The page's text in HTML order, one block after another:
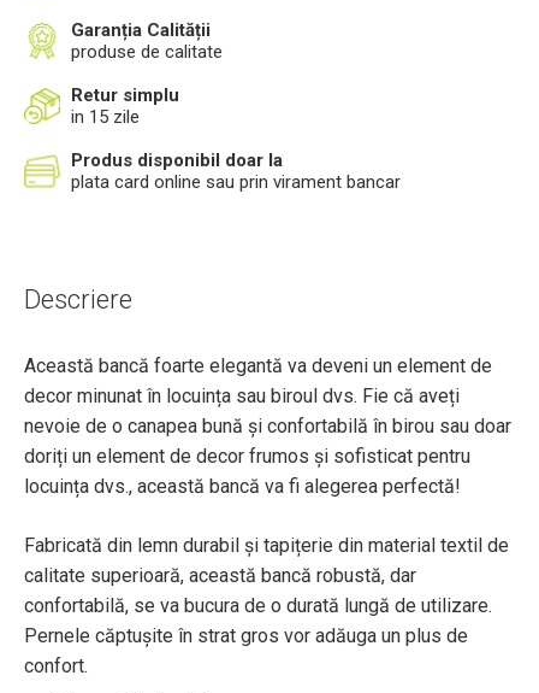
Garanția Calității
produse de calitate
Retur simplu
in 15 zile
Produs disponibil doar la
plata card online sau prin virament bancar
Descriere
Această bancă foarte elegantă va deveni un element de
decor minunat în locuința sau biroul dvs. Fie că aveți
nevoie de o canapea bună și confortabilă în birou sau doar
doriți un element de decor frumos și sofisticat pentru
locuința dvs., această bancă va fi alegerea perfectă!
Fabricată din lemn durabil și tapițerie din material textil de
calitate superioară, această bancă robustă, dar
confortabilă, se va bucura de o durată lungă de utilizare.
Pernele căptușite în strat gros vor adăuga un plus de
confort.